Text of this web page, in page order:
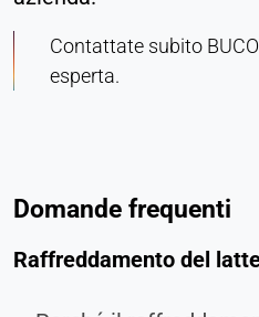
Contattate subito
esperta.
Domande frequenti
Raffreddamento del